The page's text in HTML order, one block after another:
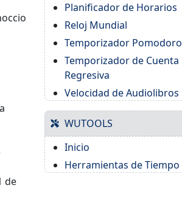
de
Planificador de Horarios
Reloj Mundial
Temporizador Pomodoro
Temporizador de Cuenta
Regresiva
Velocidad de Audiolibros
WUTOOLS
Inicio
Herramientas de Tiempo